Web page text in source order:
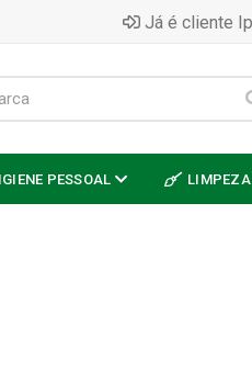
Já é cliente
PESSOAL LIMPEZA